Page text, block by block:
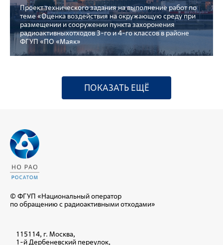
Проект технического задания на выполнение работ по
теме «Оценка воздействия на окружающую среду при
размещении и сооружении пункта захоронения
радиоактивныхотходов 3-го и 4-го классов в районе
ФГУП «ПО «Маяк»
ПОКАЗАТЬ ЕЩЁ
© ФГУП «Национальный оператор
по обращению с радиоактивными отходами»
115114, г. Москва,
1-й Дербеневский переулок,